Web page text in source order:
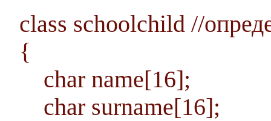
class schoolchild //
{
char name[16];
char surname[16];